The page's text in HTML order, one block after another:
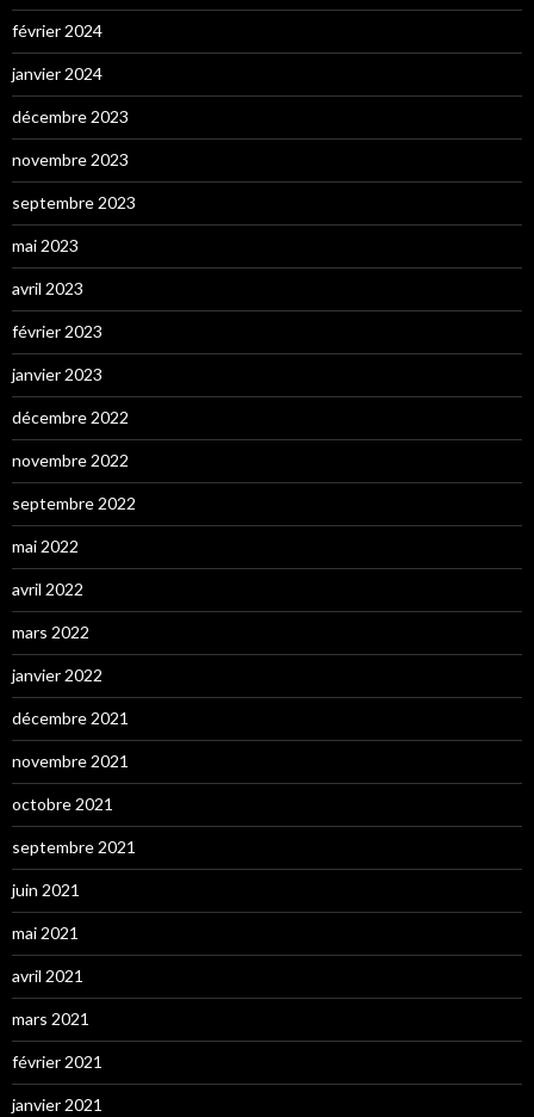
février 2024
janvier 2024
décembre 2023
novembre 2023
septembre 2023
mai 2023
avril 2023
février 2023
janvier 2023
décembre 2022
novembre 2022
septembre 2022
mai 2022
avril 2022
mars 2022
janvier 2022
décembre 2021
novembre 2021
octobre 2021
septembre 2021
juin 2021
mai 2021
avril 2021
mars 2021
février 2021
janvier 2021